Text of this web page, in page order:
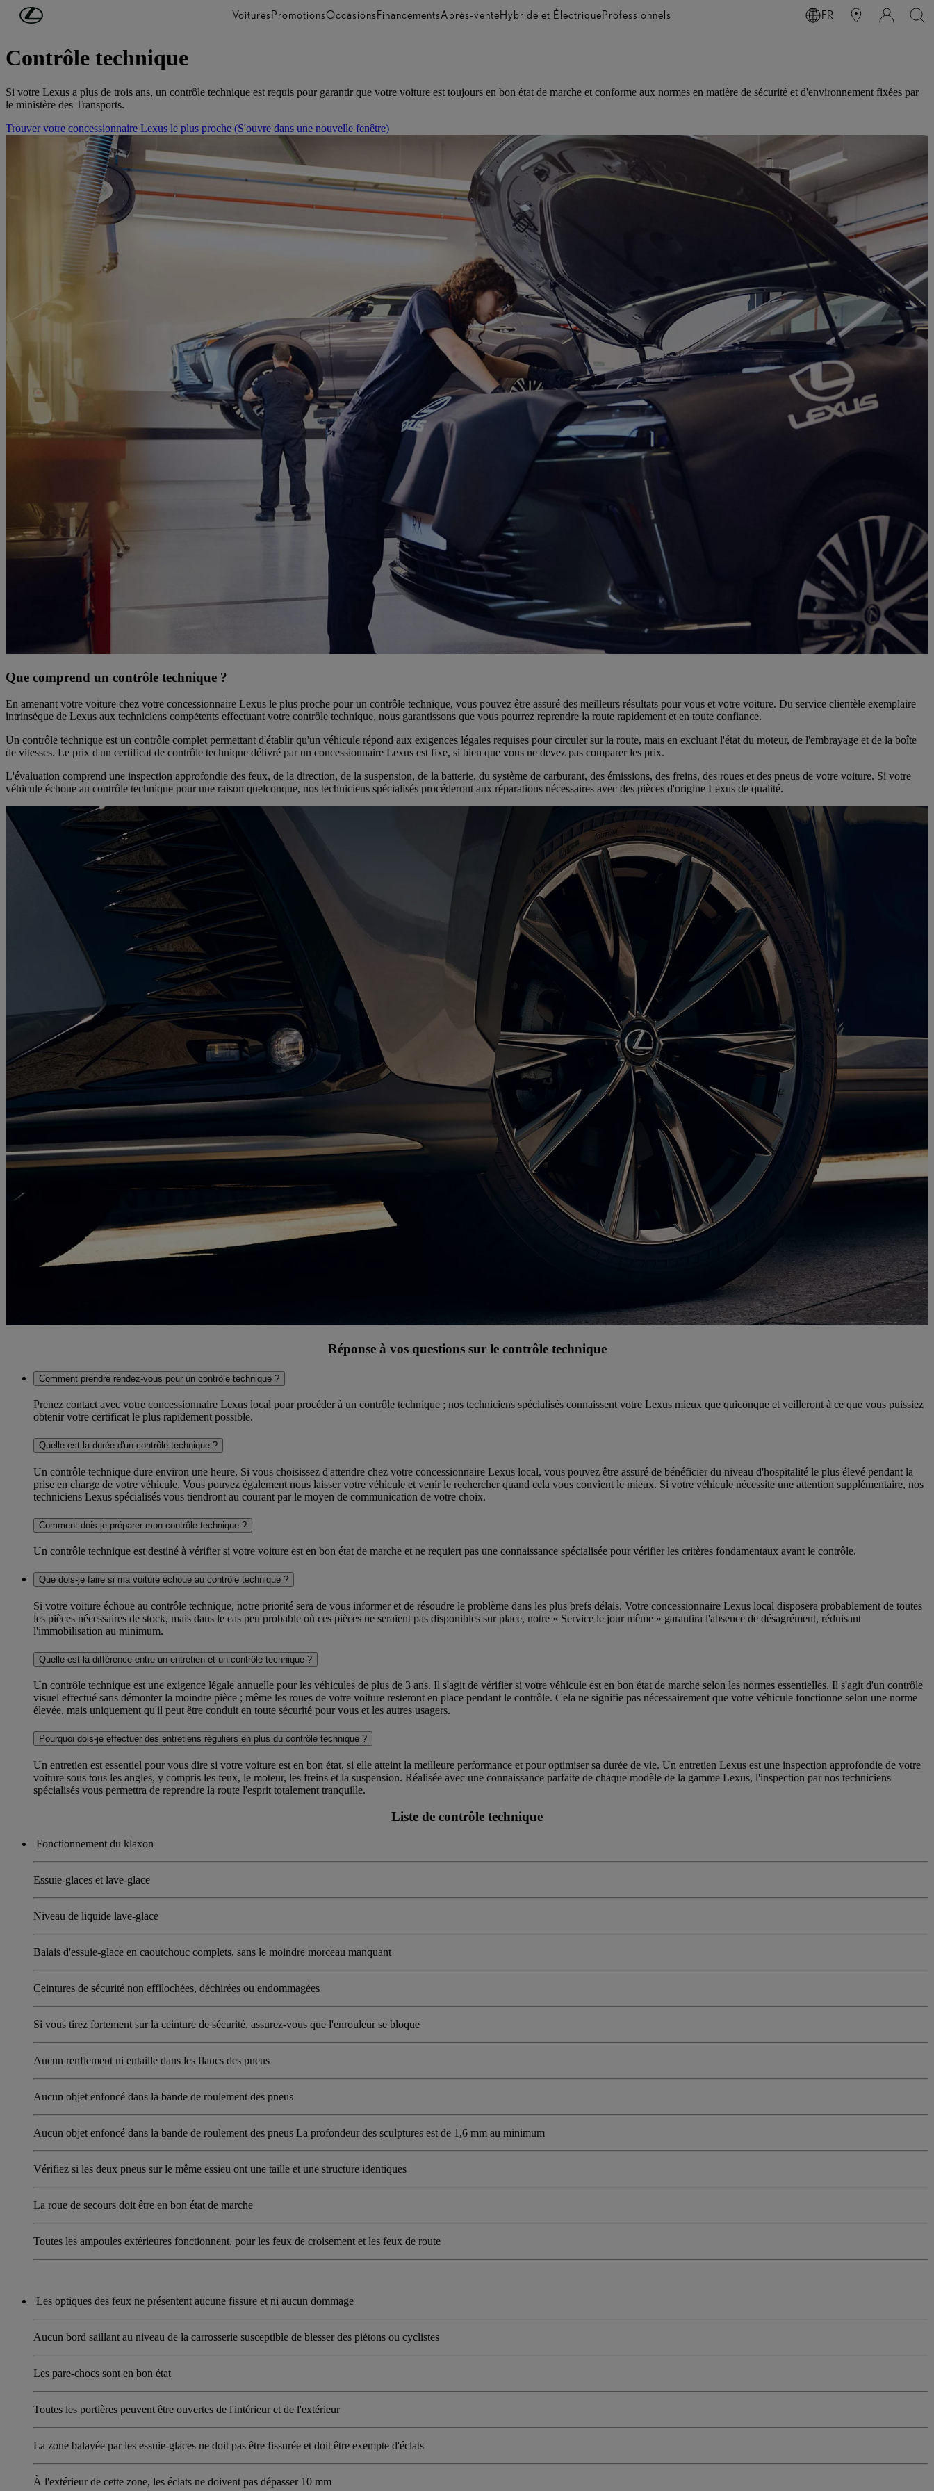
Passer au contenu principal VoituresPromotionsOccasionsFinancementsAprès-venteHybride et ÉlectriqueProfessionnels FR
Maintenance
Contrôle technique
Si votre Lexus a plus de trois ans, un contrôle technique est requis pour garantir que votre voiture est toujours en bon état de marche et conforme aux normes en matière de sécurité et d'environnement fixées par
le ministère des Transports.
Trouver votre concessionnaire Lexus le plus proche (S'ouvre dans une nouvelle fenêtre)
Que comprend un contrôle technique ?
En amenant votre voiture chez votre concessionnaire Lexus le plus proche pour un contrôle technique, vous pouvez être assuré des meilleurs résultats pour vous et votre voiture. Du service clientèle exemplaire
intrinsèque de Lexus aux techniciens compétents effectuant votre contrôle technique, nous garantissons que vous pourrez reprendre la route rapidement et en toute confiance.
Un contrôle technique est un contrôle complet permettant d'établir qu'un véhicule répond aux exigences légales requises pour circuler sur la route, mais en excluant l'état du moteur, de l'embrayage et de la boîte
de vitesses. Le prix d'un certificat de contrôle technique délivré par un concessionnaire Lexus est fixe, si bien que vous ne devez pas comparer les prix.
L'évaluation comprend une inspection approfondie des feux, de la direction, de la suspension, de la batterie, du système de carburant, des émissions, des freins, des roues et des pneus de votre voiture. Si votre
véhicule échoue au contrôle technique pour une raison quelconque, nos techniciens spécialisés procéderont aux réparations nécessaires avec des pièces d'origine Lexus de qualité.
Réponse à vos questions sur le contrôle technique
Comment prendre rendez-vous pour un contrôle technique ?
Prenez contact avec votre concessionnaire Lexus local pour procéder à un contrôle technique ; nos techniciens spécialisés connaissent votre Lexus mieux que quiconque et veilleront à ce que vous puissiez
obtenir votre certificat le plus rapidement possible.
Quelle est la durée d'un contrôle technique ?
Un contrôle technique dure environ une heure. Si vous choisissez d'attendre chez votre concessionnaire Lexus local, vous pouvez être assuré de bénéficier du niveau d'hospitalité le plus élevé pendant la
prise en charge de votre véhicule. Vous pouvez également nous laisser votre véhicule et venir le rechercher quand cela vous convient le mieux. Si votre véhicule nécessite une attention supplémentaire, nos
techniciens Lexus spécialisés vous tiendront au courant par le moyen de communication de votre choix.
Comment dois-je préparer mon contrôle technique ?
Un contrôle technique est destiné à vérifier si votre voiture est en bon état de marche et ne requiert pas une connaissance spécialisée pour vérifier les critères fondamentaux avant le contrôle.
Que dois-je faire si ma voiture échoue au contrôle technique ?
Si votre voiture échoue au contrôle technique, notre priorité sera de vous informer et de résoudre le problème dans les plus brefs délais. Votre concessionnaire Lexus local disposera probablement de toutes
les pièces nécessaires de stock, mais dans le cas peu probable où ces pièces ne seraient pas disponibles sur place, notre « Service le jour même » garantira l'absence de désagrément, réduisant
l'immobilisation au minimum.
Quelle est la différence entre un entretien et un contrôle technique ?
Un contrôle technique est une exigence légale annuelle pour les véhicules de plus de 3 ans. Il s'agit de vérifier si votre véhicule est en bon état de marche selon les normes essentielles. Il s'agit d'un contrôle
visuel effectué sans démonter la moindre pièce ; même les roues de votre voiture resteront en place pendant le contrôle. Cela ne signifie pas nécessairement que votre véhicule fonctionne selon une norme
élevée, mais uniquement qu'il peut être conduit en toute sécurité pour vous et les autres usagers.
Pourquoi dois-je effectuer des entretiens réguliers en plus du contrôle technique ?
Un entretien est essentiel pour vous dire si votre voiture est en bon état, si elle atteint la meilleure performance et pour optimiser sa durée de vie. Un entretien Lexus est une inspection approfondie de votre
voiture sous tous les angles, y compris les feux, le moteur, les freins et la suspension. Réalisée avec une connaissance parfaite de chaque modèle de la gamme Lexus, l'inspection par nos techniciens
spécialisés vous permettra de reprendre la route l'esprit totalement tranquille.
Liste de contrôle technique
Fonctionnement du klaxon
Essuie-glaces et lave-glace
Niveau de liquide lave-glace
Balais d'essuie-glace en caoutchouc complets, sans le moindre morceau manquant
Ceintures de sécurité non effilochées, déchirées ou endommagées
Si vous tirez fortement sur la ceinture de sécurité, assurez-vous que l'enrouleur se bloque
Aucun renflement ni entaille dans les flancs des pneus
Aucun objet enfoncé dans la bande de roulement des pneus
Aucun objet enfoncé dans la bande de roulement des pneus La profondeur des sculptures est de 1,6 mm au minimum
Vérifiez si les deux pneus sur le même essieu ont une taille et une structure identiques
La roue de secours doit être en bon état de marche
Toutes les ampoules extérieures fonctionnent, pour les feux de croisement et les feux de route
Les optiques des feux ne présentent aucune fissure et ni aucun dommage
Aucun bord saillant au niveau de la carrosserie susceptible de blesser des piétons ou cyclistes
Les pare-chocs sont en bon état
Toutes les portières peuvent être ouvertes de l'intérieur et de l'extérieur
La zone balayée par les essuie-glaces ne doit pas être fissurée et doit être exempte d'éclats
À l'extérieur de cette zone, les éclats ne doivent pas dépasser 10 mm